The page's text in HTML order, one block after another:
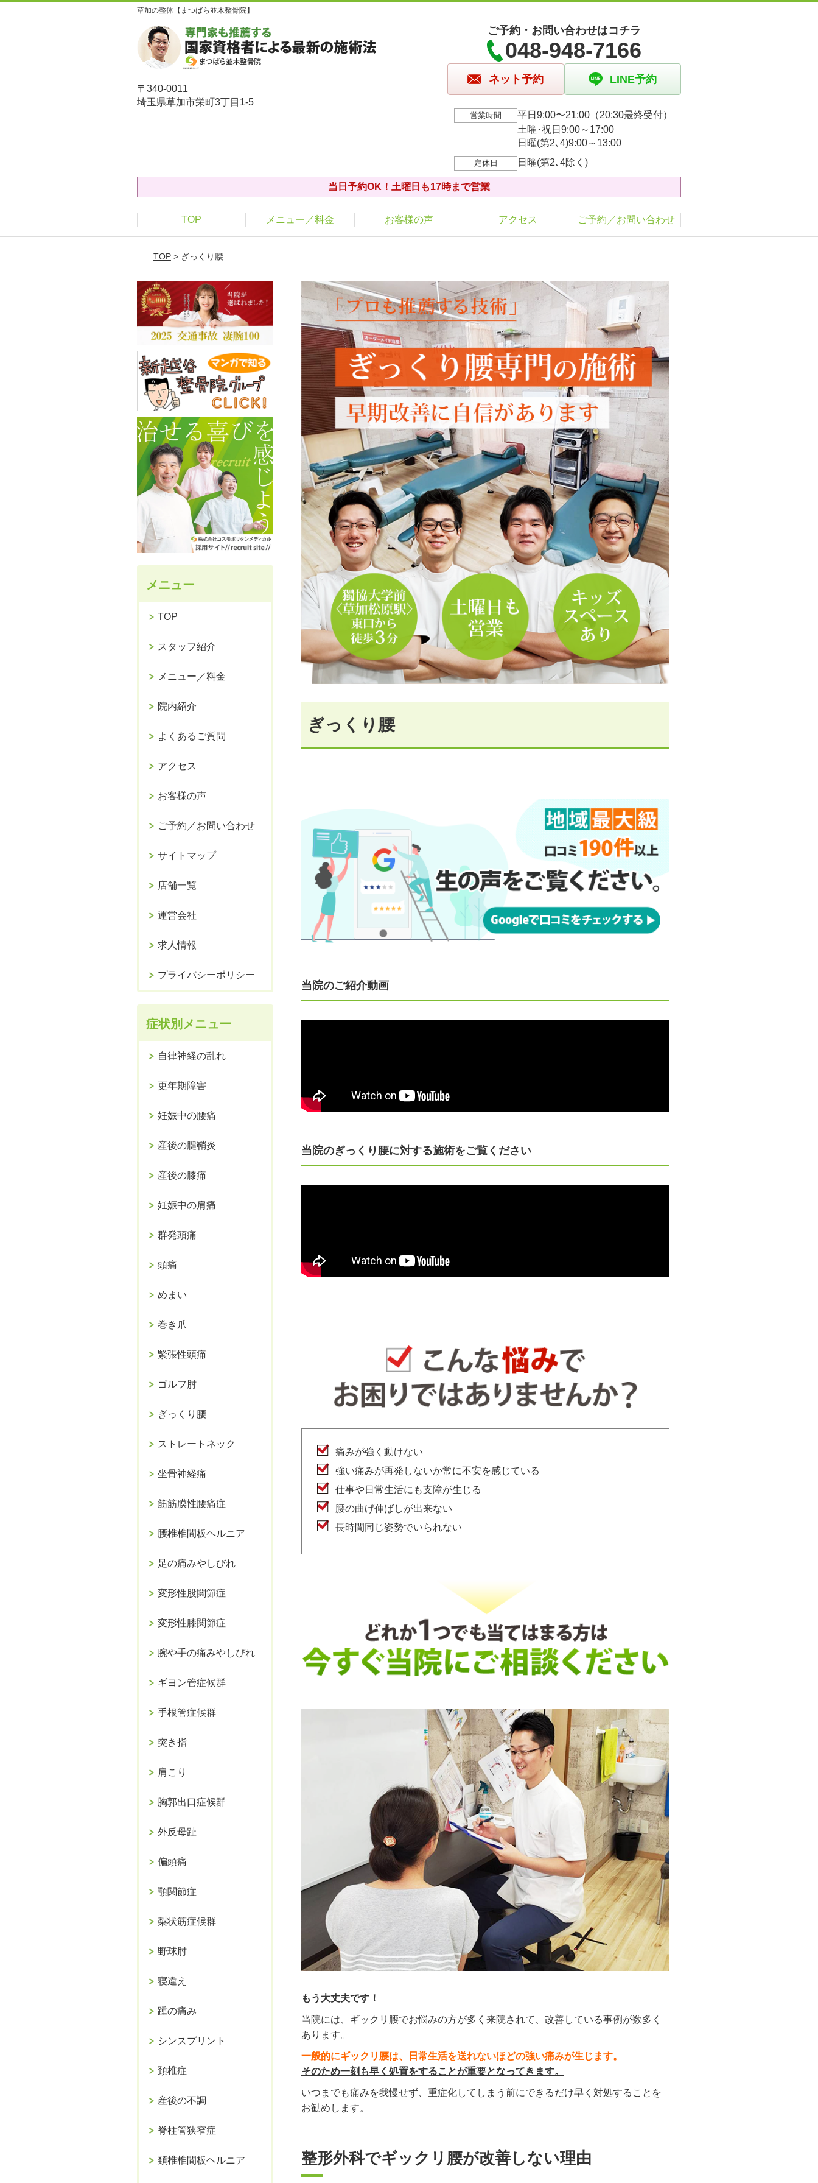
草加の整体【まつばら並木整骨院】
〒340-0011
埼玉県草加市栄町3丁目1-5
ご予約・お問い合わせはコチラ
048-948-7166
ネット予約 LINE予約
営業時間
平日9:00〜21:00（20:30最終受付）
土曜･祝日9:00～17:00
日曜(第2､4)9:00～13:00
定休日 日曜(第2､4除く)
当日予約OK！土曜日も17時まで営業
TOP メニュー／料金 お客様の声 アクセス ご予約／お問い合わせ
TOP> ぎっくり腰
ぎっくり腰
当院のご紹介動画
当院のぎっくり腰に対する施術をご覧ください
痛みが強く動けない
強い痛みが再発しないか常に不安を感じている
仕事や日常生活にも支障が生じる
腰の曲げ伸ばしが出来ない
長時間同じ姿勢でいられない
もう大丈夫です！
当院には、ギックリ腰でお悩みの方が多く来院されて、改善している事例が数多く
あります。
一般的にギックリ腰は、日常生活を送れないほどの強い痛みが生じます。
そのため一刻も早く処置をすることが重要となってきます。
いつまでも痛みを我慢せず、重症化してしまう前にできるだけ早く対処することを
お勧めします。
整形外科でギックリ腰が改善しない理由
メニュー
TOP
スタッフ紹介
メニュー／料金
院内紹介
よくあるご質問
アクセス
お客様の声
ご予約／お問い合わせ
サイトマップ
店舗一覧
運営会社
求人情報
プライバシーポリシー
症状別メニュー
自律神経の乱れ
更年期障害
妊娠中の腰痛
産後の腱鞘炎
産後の膝痛
妊娠中の肩痛
群発頭痛
頭痛
めまい
巻き爪
緊張性頭痛
ゴルフ肘
ぎっくり腰
ストレートネック
坐骨神経痛
筋筋膜性腰痛症
腰椎椎間板ヘルニア
足の痛みやしびれ
変形性股関節症
変形性膝関節症
腕や手の痛みやしびれ
ギヨン管症候群
手根管症候群
突き指
肩こり
胸郭出口症候群
外反母趾
偏頭痛
顎関節症
梨状筋症候群
野球肘
寝違え
踵の痛み
シンスプリント
頚椎症
産後の不調
脊柱管狭窄症
頚椎椎間板ヘルニア